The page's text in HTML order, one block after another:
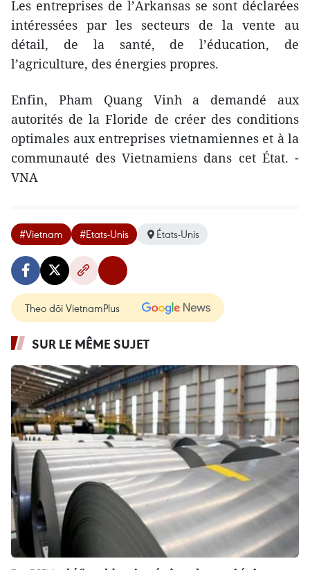
Les entreprises de l’Arkansas se sont déclarées
intéressées par les secteurs ​de la vente au
détail, de la santé, de l’éducation, de
l’agriculture, des énergies propres.
Enfin, Pham Quang Vinh a demandé ​aux
autorités de la Florid​e de créer ​des conditions
optimales aux entreprises vietnamiennes et à la
communauté des Vietnamiens dans cet État. -
VNA
#Vietnam #Etats-Unis États-Unis
Theo dõi VietnamPlus
SUR LE MÊME SUJET